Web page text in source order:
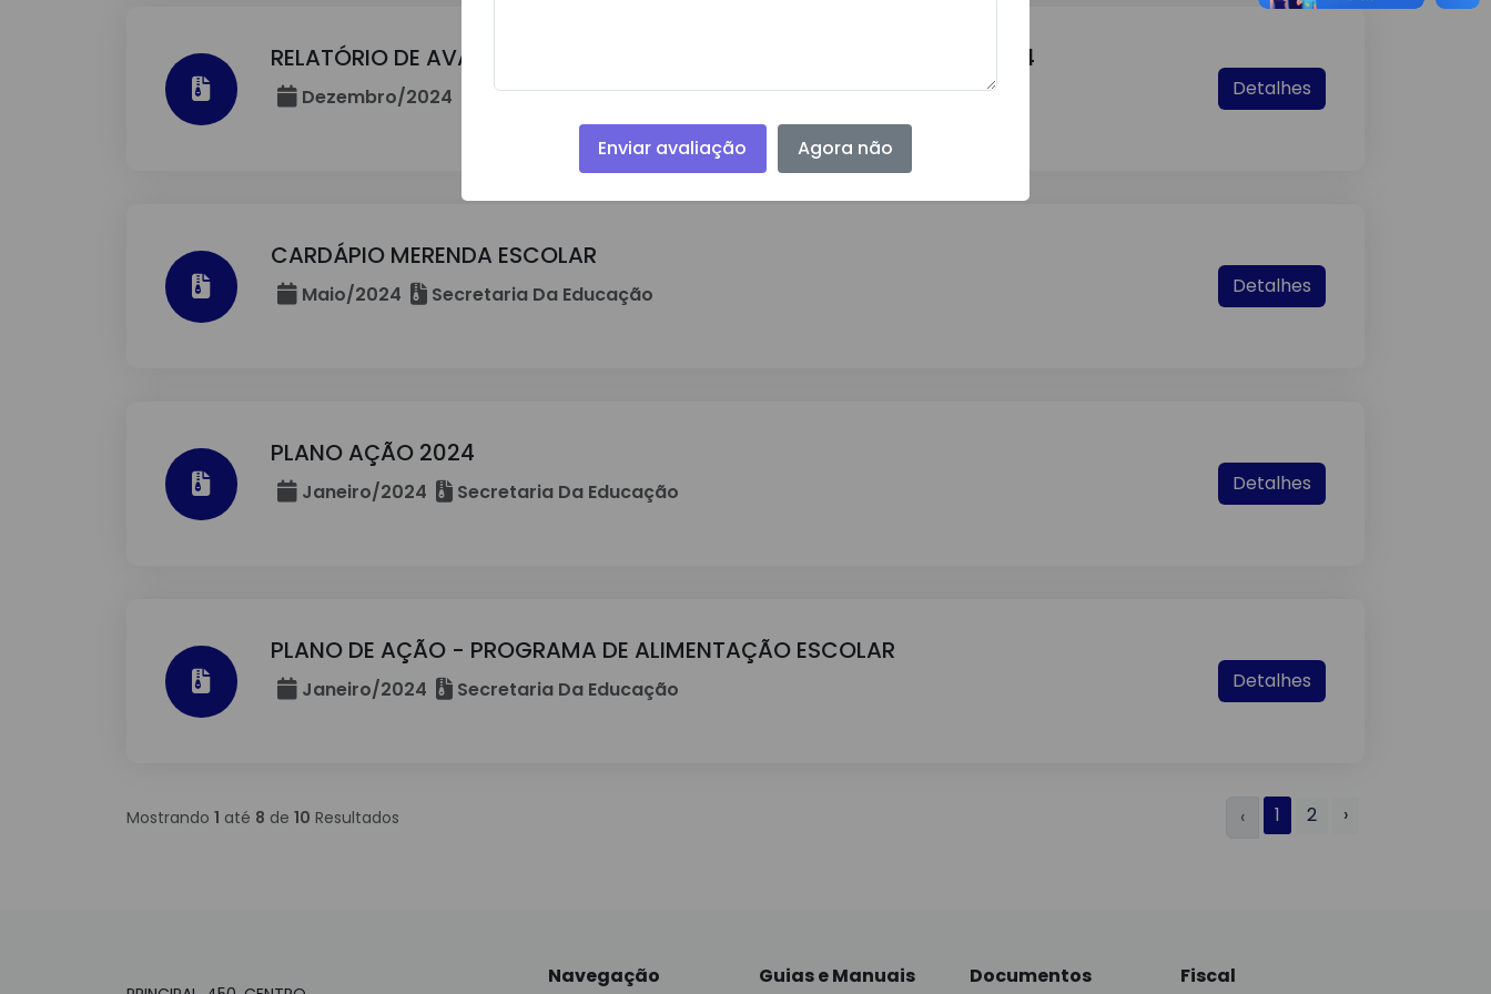
RELATÓRIO DE AVALIAÇÃO DO PLANO MUNICIPAL DE EDUCAÇÃO - 2024
Dezembro/2024 Secretaria Da Educação Detalhes
CARDÁPIO MERENDA ESCOLAR
Maio/2024 Secretaria Da Educação Detalhes
PLANO AÇÃO 2024
Janeiro/2024 Secretaria Da Educação Detalhes
PLANO DE AÇÃO - PROGRAMA DE ALIMENTAÇÃO ESCOLAR
Janeiro/2024 Secretaria Da Educação Detalhes
Mostrando 1 até 8 de 10 Resultados ‹ 1 2 ›
Navegação Guias e Manuais Documentos Fiscal
Enviar avaliação Agora não